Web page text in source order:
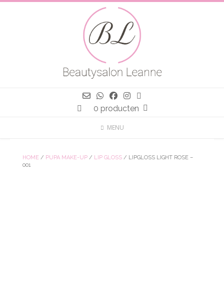
0 producten
MENU
HOME / PUPA MAKE-UP / LIP GLOSS / LIPGLOSS LIGHT ROSE –
001